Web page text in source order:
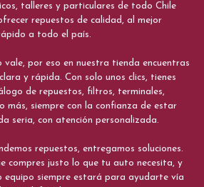
talleres y particulares de todo Chile
repuestos de calidad, al mejor
a todo el país.
vale, por eso en nuestra tienda encuentras
y rápida. Con solo unos clics, tienes
de repuestos, filtros, terminales,
más, siempre con la confianza de estar
seria, con atención personalizada.
repuestos, entregamos soluciones.
compres justo lo que tu auto necesita, y
equipo siempre estará para ayudarte vía